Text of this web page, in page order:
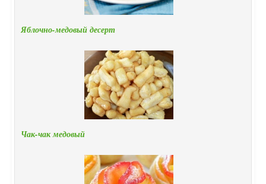
Яблочно-медовый десерт
Чак-чак медовый